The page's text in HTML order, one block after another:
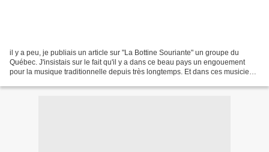
il y a peu, je publiais un article sur "La Bottine Souriante" un groupe du
Québec. J'insistais sur le fait qu'il y a dans ce beau pays un engouement
pour la musique traditionnelle depuis très longtemps. Et dans ces musiciens